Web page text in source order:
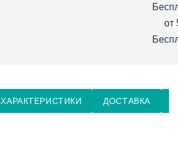
от
ХАРАКТЕРИСТИКИ ДОСТАВКА